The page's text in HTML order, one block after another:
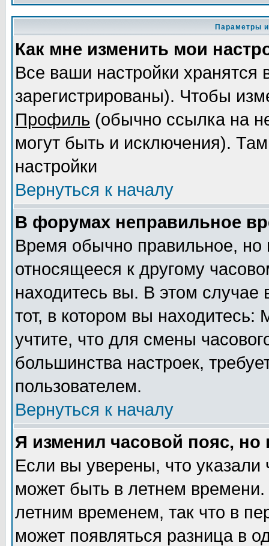
Параметры
Как мне изменить мои
Все ваши настройки
зарегистрированы). Чтобы
Профиль (обычно ссылка на
могут быть и исключения).
настройки
Вернуться к началу
В форумах неправильное
Время обычно правильное,
относящееся к другому
находитесь вы. В этом
тот, в котором вы
учтите, что для смены
большинства настроек,
пользователем.
Вернуться к началу
Я изменил часовой пояс,
Если вы уверены, что указали
может быть в летнем
летним временем, так что в
может появляться разница в